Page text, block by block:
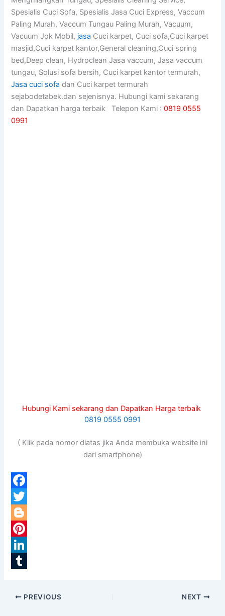
Spesialis Cuci Sofa, Spesialis Jasa Cuci Express, Vaccum
Paling Murah, Vaccum Tungau Paling Murah, Vacuum,
Vacuum Jok Mobil, jasa Cuci karpet, Cuci sofa,Cuci karpet
masjid,Cuci karpet kantor,General cleaning,Cuci spring
bed,Deep clean, Hydroclean Jasa vaccum, Jasa vaccum
tungau, Solusi sofa bersih, Cuci karpet kantor termurah,
Jasa cuci sofa dan Cuci karpet termurah
sejabodetabek.dan sejenisnya. Hubungi kami sekarang
dan Dapatkan harga terbaik Telepon Kami :0819 0555
0991
Hubungi Kami sekarang dan Dapatkan Harga terbaik
0819 0555 0991
( Klik pada nomor diatas jika Anda membuka website ini
dari smartphone)
F
a
c
e
b
T
w
B
o
P
PREVIOUS NEXT